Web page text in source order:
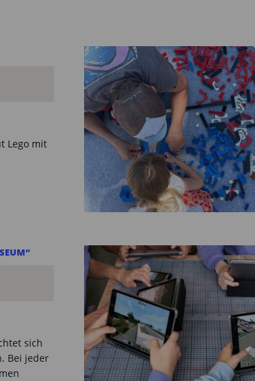
Lego mit
sich
Bei jeder